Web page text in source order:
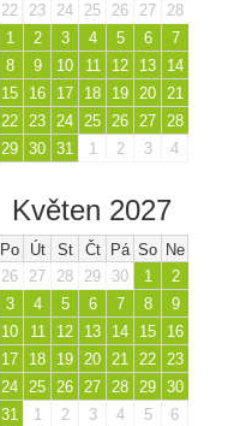
22
23 24 25 26 27
28
1
2 3 4 5 6
7
8
9 10 11 12 13
14
15
16 17 18 19 20 21
22 23 24 25 26 27 28
29 30 31 1 2 3 4
Květen 2027
Po Út St Čt Pá So Ne
26
27 28 29 30 1
2
3
4 5 6 7 8
9
10
11 12 13 14 15
16
17
18 19 20 21 22 23
24 25 26 27 28 29 30
31
1 2 3 4 5 6